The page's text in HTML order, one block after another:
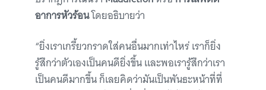
อาการหัวร้อนโดยอธิบายว่า
“ยิ่งเราเกรี้ยวกราดใส่คนอื่นมากเท่าไหร่ เราก็ยิ่ง
รู้สึกว่าตัวเองเป็นคนดียิ่งขึ้น และพอเรารู้สึกว่าเรา
เป็นคนดีมากขึ้น ก็เลยคิดว่ามันเป็นพันธะหน้าที่ที่